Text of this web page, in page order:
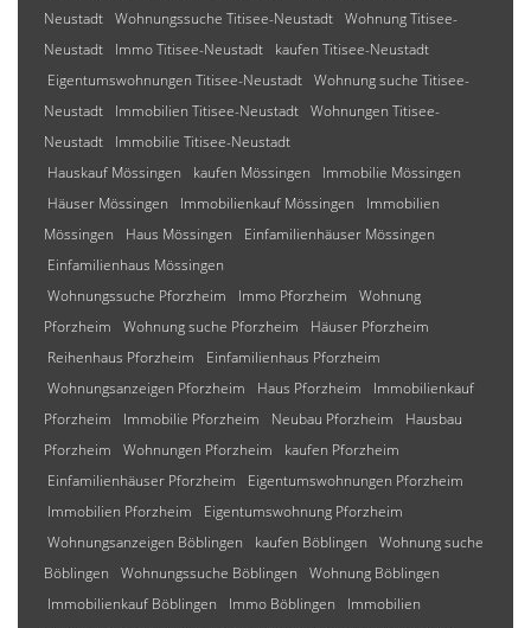
Neustadt Wohnungssuche Titisee-Neustadt Wohnung Titisee-
Neustadt
Immo Titisee-Neustadt
kaufen Titisee-Neustadt
Eigentumswohnungen Titisee-Neustadt Wohnung suche Titisee-
Neustadt
Immobilien Titisee-Neustadt Wohnungen Titisee-
Neustadt
Immobilie Titisee-Neustadt
Hauskauf Mössingen
kaufen Mössingen
Immobilie Mössingen
Häuser Mössingen
Immobilienkauf Mössingen
Immobilien
Mössingen
Haus Mössingen
Einfamilienhäuser Mössingen
Einfamilienhaus Mössingen
Wohnungssuche Pforzheim
Immo Pforzheim
Wohnung
Pforzheim
Wohnung suche Pforzheim
Häuser Pforzheim
Reihenhaus Pforzheim
Einfamilienhaus Pforzheim
Wohnungsanzeigen Pforzheim
Haus Pforzheim
Immobilienkauf
Pforzheim
Immobilie Pforzheim Neubau Pforzheim
Hausbau
Pforzheim
Wohnungen Pforzheim
kaufen Pforzheim
Einfamilienhäuser Pforzheim
Eigentumswohnungen Pforzheim
Immobilien Pforzheim
Eigentumswohnung Pforzheim
Wohnungsanzeigen Böblingen
kaufen Böblingen
Wohnung suche
Böblingen
Wohnungssuche Böblingen
Wohnung Böblingen
Immobilienkauf Böblingen
Immo Böblingen
Immobilien